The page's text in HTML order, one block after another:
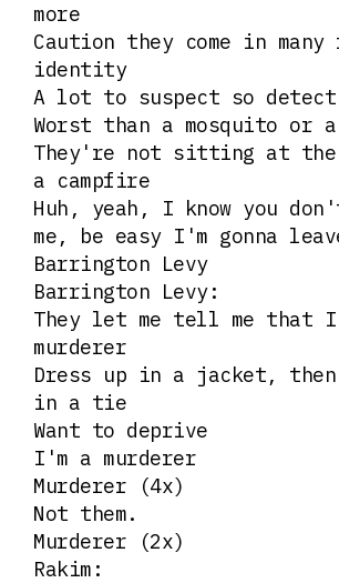
more
Caution they come in many
identity
A lot to suspect so detect
Worst than a mosquito or
They're not sitting at the
a campfire
Huh, yeah, I know you
me, be easy I'm gonna
Barrington Levy
Barrington Levy:
They let me tell me that
murderer
Dress up in a jacket, then
in a tie
Want to deprive
I'm a murderer
Murderer (4x)
Not them.
Murderer (2x)
Rakim: